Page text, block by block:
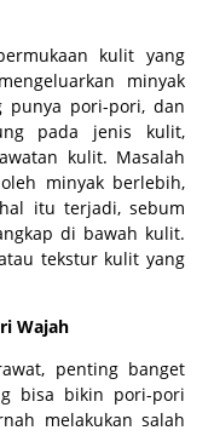
kulit yang
minyak
punya pori-pori, dan
pada jenis kulit,
kulit. Masalah
minyak berlebih,
itu terjadi, sebum
di bawah kulit.
tekstur kulit yang
Wajah
penting banget
bisa bikin pori-pori
melakukan salah